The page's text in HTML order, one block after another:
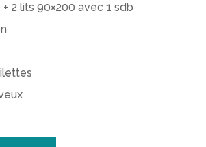
2 lits 90×200 avec 1 sdb